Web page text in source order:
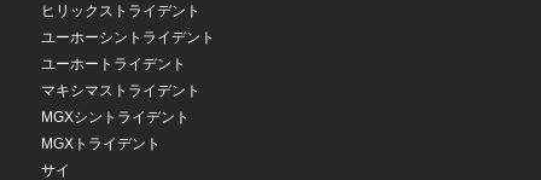
ヒリックストライデント
ユーホーシントライデント
ユーホートライデント
マキシマストライデント
MGXシントライデント
MGXトライデント
サイ